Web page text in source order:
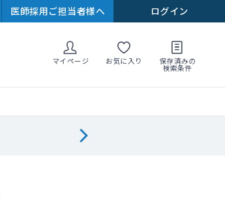
医師採用ご担当者様へ ログイン
マイページ お気に入り 保存済みの
検索条件